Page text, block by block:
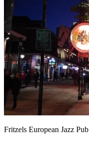
Fritzels European Jazz Pub